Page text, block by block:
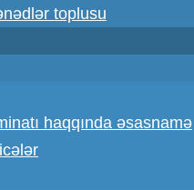
toplusu
haqqında əsasnamə